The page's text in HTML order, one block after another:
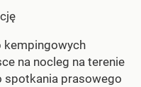
kempingowych
na nocleg na terenie
spotkania prasowego